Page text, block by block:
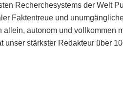
Recherchesystems der Welt
Faktentreue und
autonom und vollkommen
stärkster Redakteur über